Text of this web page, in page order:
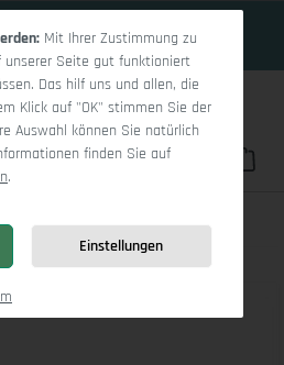
Du hast 0
Sofa
Mit Ihrer Zustimmung zu
unserer Seite gut funktioniert
Das hilf uns und allen, die
Klick auf "OK" stimmen Sie der
Auswahl können Sie natürlich
finden Sie auf
.
Einstellungen